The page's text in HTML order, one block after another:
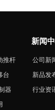
推杆
台
器
新闻
公司新
新品发
行业资